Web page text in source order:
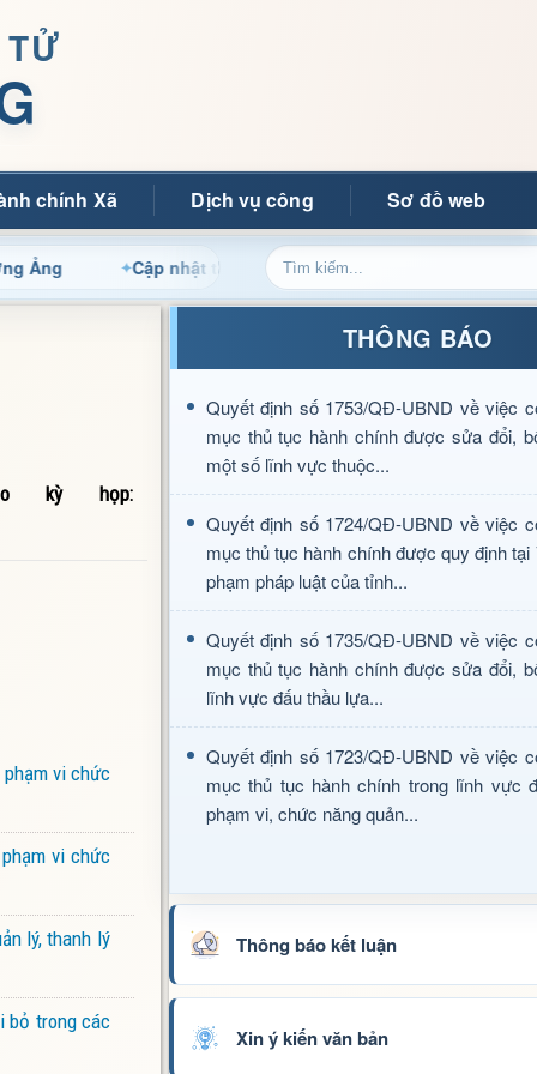
chính Xã Dịch vụ công Sơ đồ web
Cập nhật thông tin điều hành, thủ tục hành chính và tin
kỳ họp:
vi chức
vi chức
lý, thanh lý
bỏ trong các
THÔNG BÁO
Quyết định số 1753/QĐ-UBND về việc
mục thủ tục hành chính được sửa đổi,
một số lĩnh vực thuộc...
Quyết định số 1724/QĐ-UBND về việc
mục thủ tục hành chính được quy định tại
phạm pháp luật của tỉnh...
Quyết định số 1735/QĐ-UBND về việc
mục thủ tục hành chính được sửa đổi,
lĩnh vực đấu thầu lựa...
Quyết định số 1723/QĐ-UBND về việc
mục thủ tục hành chính trong lĩnh vực
phạm vi, chức năng quản...
Thông báo kết luận
Xin ý kiến văn bản